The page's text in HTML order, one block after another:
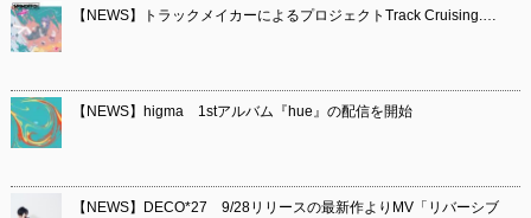
【NEWS】トラックメイカーによるプロジェクトTrack Cruising.…
【NEWS】higma 1stアルバム『hue』の配信を開始
【NEWS】DECO*27 9/28リリースの最新作よりMV「リバーシブ